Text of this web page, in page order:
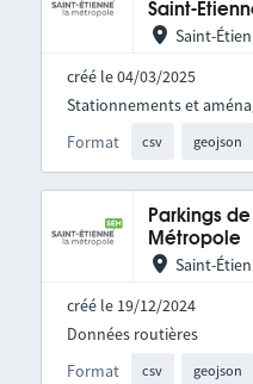
Saint-
Saint-
créé le 04/03/2025
Format csv geojson
Stationnements et
Parkings
Métropole
Saint-
créé le 19/12/2024
Format csv geojson
Données routières